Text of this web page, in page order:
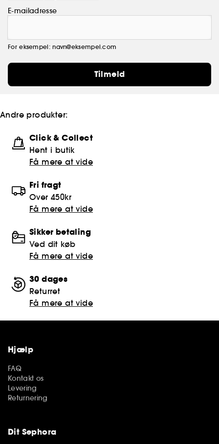
E-mailadresse
For eksempel: navn@eksempel.com
Tilmeld
Andre produkter:
Click & Collect
Hent i butik
Få mere at vide
Fri fragt
Over 450kr
Få mere at vide
Sikker betaling
Ved dit køb
Få mere at vide
30 dages
Returret
Få mere at vide
Hjælp
FAQ
Kontakt os
Levering
Returnering
Dit Sephora